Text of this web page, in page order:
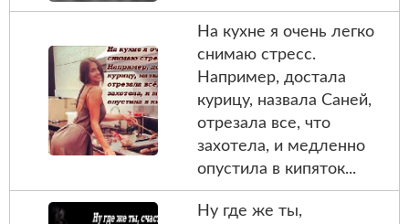
На кухне я очень легко
снимаю стресс.
Например, достала
курицу, назвала Саней,
отрезала все, что
захотела, и медленно
опустила в кипяток...
Ну где же ты,